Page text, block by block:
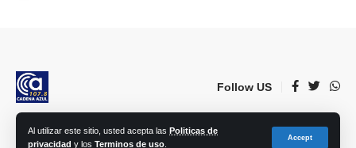
Al utilizar este sitio, usted acepta las Politicas de
privacidad y los Terminos de uso
Accept
Follow US
© 2023 Lorca Comunicación, Radio, TV, prensa e Internet S.L. | Todos los